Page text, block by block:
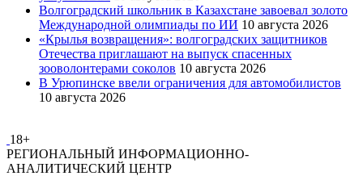
Волгоградский школьник в Казахстане завоевал золото
Международной олимпиады по ИИ 10 августа 2026
«Крылья возвращения»: волгоградских защитников
Отечества приглашают на выпуск спасенных
зооволонтерами соколов 10 августа 2026
В Урюпинске ввели ограничения для автомобилистов
10 августа 2026
18+
РЕГИОНАЛЬНЫЙ ИНФОРМАЦИОННО-
АНАЛИТИЧЕСКИЙ ЦЕНТР